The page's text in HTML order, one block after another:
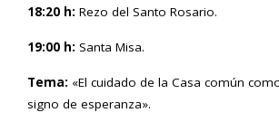
18:20 h: Rezo del Santo Rosario.
19:00 h: Santa Misa.
Tema: «El cuidado de la Casa común
signo de esperanza».